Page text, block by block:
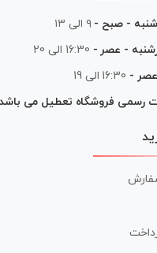
- صبح - ۹ الی ۱۳
- عصر - 16:30 الی 20
- 16:30 الی 19
رسمی فروشگاه تعطیل می باشد